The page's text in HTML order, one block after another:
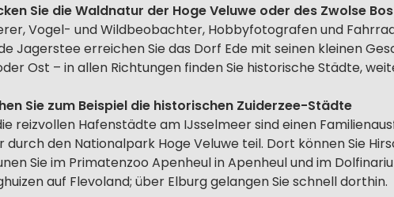
Sie die Waldnatur der Hoge Veluwe oder des Zwolse Bos
Vogel- und Wildbeobachter, Hobbyfotografen und
Jagerstee erreichen Sie das Dorf Ede mit seinen kleinen
Ost – in allen Richtungen finden Sie historische Städte,
Sie zum Beispiel die historischen Zuiderzee-Städte
reizvollen Hafenstädte am IJsselmeer sind einen
durch den Nationalpark Hoge Veluwe teil. Dort können Sie
Sie im Primatenzoo Apenheul in Apenheul und im
auf Flevoland; über Elburg gelangen Sie schnell dorthin.